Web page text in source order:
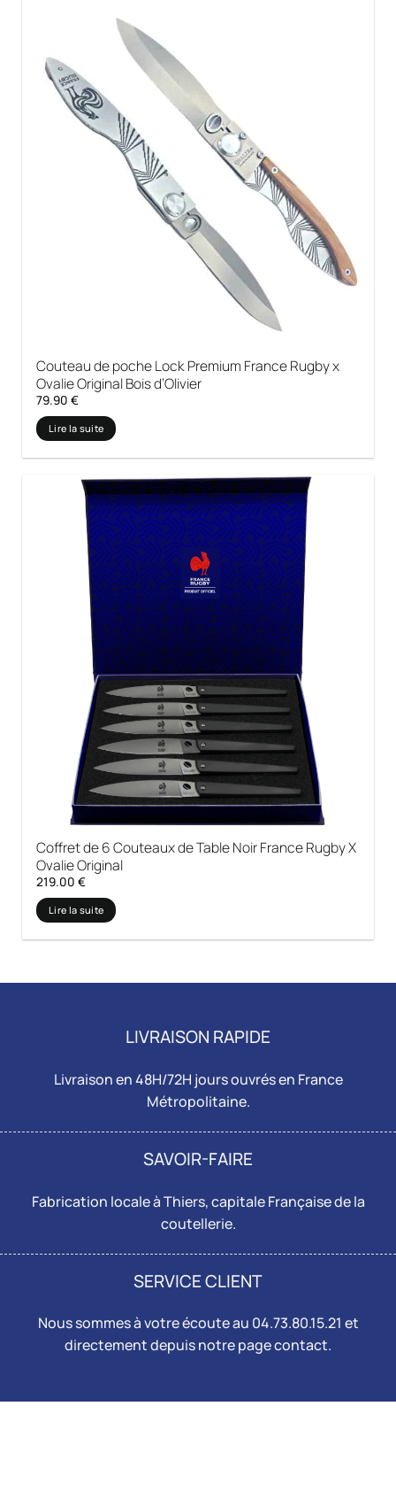
Couteau de poche Lock Premium France Rugby x
Ovalie Original Bois d’Olivier
79.90€
Lire la suite
Coffret de 6 Couteaux de Table Noir France Rugby X
Ovalie Original
219.00€
Lire la suite
LIVRAISON RAPIDE
Livraison en 48H/72H jours ouvrés en France
Métropolitaine.
SAVOIR-FAIRE
Fabrication locale à Thiers, capitale Française de la
coutellerie.
SERVICE CLIENT
Nous sommes à votre écoute au 04.73.80.15.21 et
directement depuis notre pagecontact.